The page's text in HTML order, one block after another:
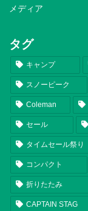
メディア
タグ
キャンプ
スノーピーク
Coleman
セール
タイムセール祭り
コンパクト
折りたたみ
CAPTAIN STAG